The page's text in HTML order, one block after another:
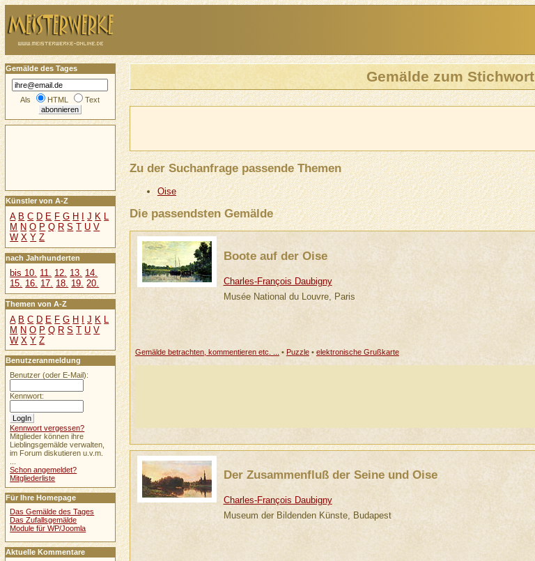
Gemälde zum Stichwort
Zu der Suchanfrage passende Themen
Oise
Die passendsten Gemälde
Boote auf der Oise
Charles-François Daubigny
Musée National du Louvre, Paris
Gemälde betrachten, kommentieren etc. ...
• Puzzle• elektronische Grußkarte
Der Zusammenfluß der Seine und Oise
Charles-François Daubigny
Museum der Bildenden Künste, Budapest
Gemälde des Tages
Als HTML Text
Künstler von A-Z
A B C D E F G H J K L
M N O P Q R S T U V
W X Y Z
nach Jahrhunderten
bis 10. 11. 12. 13. 14.
15. 16. 17. 18. 19. 20.
Themen von A-Z
A B C D E F G H I J K L
M N O P Q R S T U V
W X Y Z
Benutzeranmeldung
Benutzer (oder E-Mail):
Kennwort:
Kennwort vergessen?
Mitglieder können ihre
Lieblingsgemälde verwalten,
im Forum diskutieren u.v.m.
Schon angemeldet?
Mitgliederliste
Für Ihre Homepage
Das Gemälde des Tages
Das Zufallsgemälde
Module für WP/Joomla
Aktuelle Kommentare